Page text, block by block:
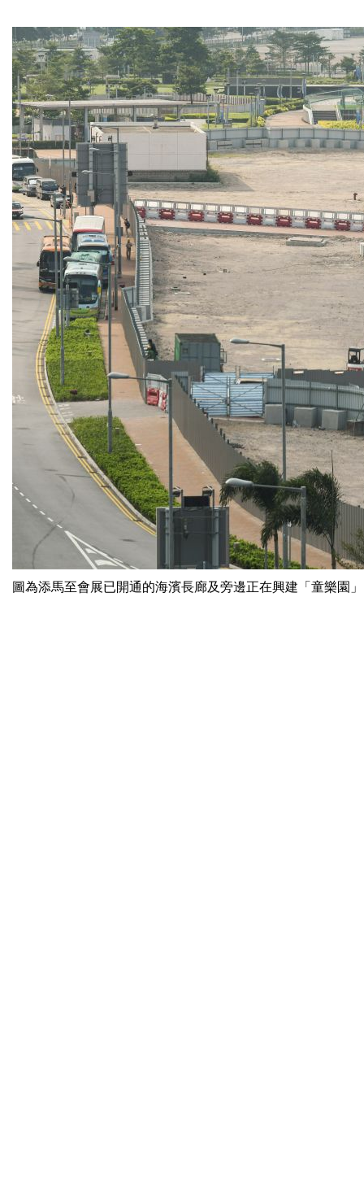
圖為添馬至會展已開通的海濱長廊及旁邊正在興建「童樂園